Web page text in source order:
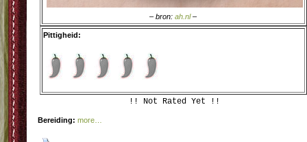
– bron:ah.nl–
Pittigheid:
!! Not Rated Yet !!
Bereiding: more…